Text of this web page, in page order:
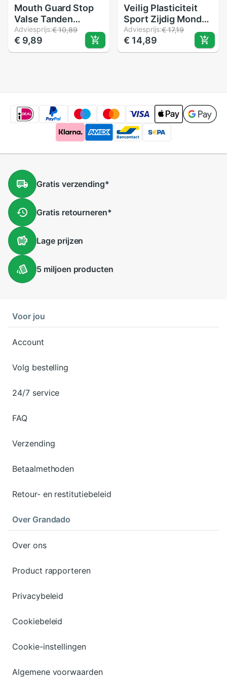
Mouth Guard Stop
Valse Tanden
Slijpen Anti Snurken
Bruxisme Met Case
Opbergdoos Slaap
Adviesprijs:€ 10,89
€ 9,89
Veilig Plasticiteit
Sport Zijdig Mond
Guard Boksen
Basketbal Tanden
Protector Cover
Adviesprijs:€ 17,19
€ 14,89
Gratis verzending*
Gratis retourneren*
Lageprijzen
5 miljoen producten
Voor jou
Account
Volg bestelling
24/7 service
FAQ
Verzending
Betaalmethoden
Retour- en restitutiebeleid
Over Grandado
Over ons
Product rapporteren
Privacybeleid
Cookiebeleid
Cookie-instellingen
Algemene voorwaarden